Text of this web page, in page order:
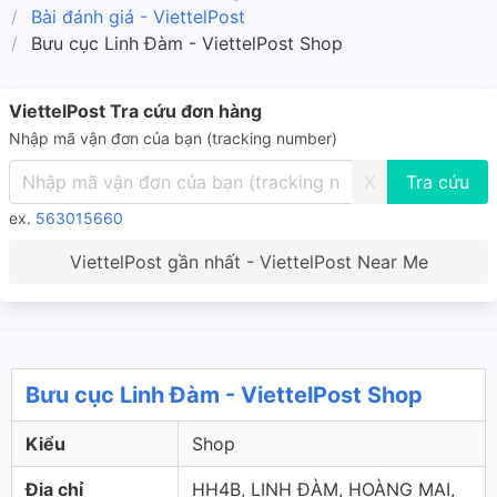
Bài đánh giá - ViettelPost
Bưu cục Linh Đàm - ViettelPost Shop
ViettelPost Tra cứu đơn hàng
Nhập mã vận đơn của bạn (tracking number)
X
ex. 563015660
ViettelPost gần nhất - ViettelPost Near Me
Bưu cục Linh Đàm - ViettelPost Shop
Kiểu Shop
Địa chỉ HH4B, LINH ĐÀM, HOÀNG MAI,